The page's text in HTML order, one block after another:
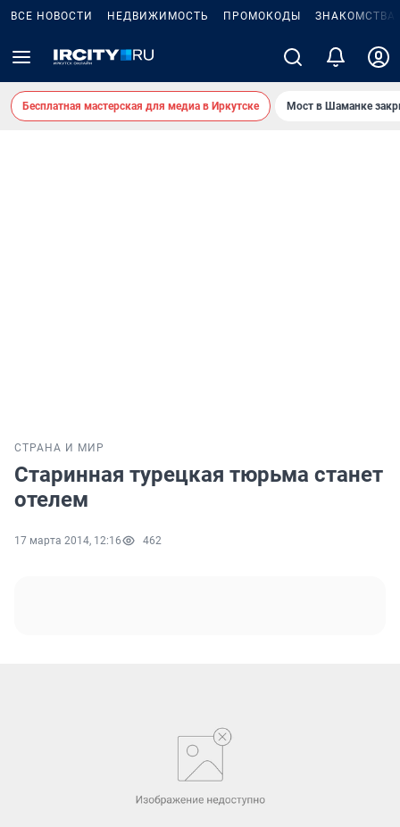
ВСЕ НОВОСТИ НЕДВИЖИМОСТЬ ПРОМОКОДЫ ЗНАКОМСТВА
Бесплатная мастерская для медиа в Иркутске Мост в Шаманке
СТРАНА И МИР
Старинная турецкая тюрьма станет
отелем
17 марта 2014, 12:16 462